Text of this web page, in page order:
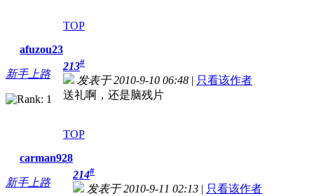
TOP
afuzou23
新手上路
213#
发表于 2010-9-10 06:48 | 只看该作者
送礼啊，还是脑残片
TOP
carman928
新手上路
214#
发表于 2010-9-11 02:13 | 只看该作者